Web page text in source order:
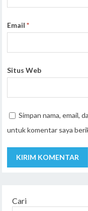
Email*
Situs Web
Simpan nama, email,
untuk komentar saya
Cari